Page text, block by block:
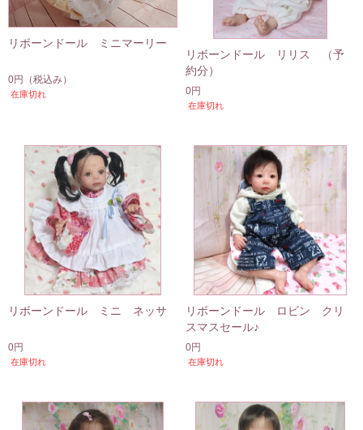
リボーンドール ミニマーリー
0円 （税込み）
在庫切れ
リボーンドール リリス （予
約分）
0円
在庫切れ
リボーンドール ミニ ネッサ
0円
在庫切れ
リボーンドール ロビン クリ
スマスセール♪
0円
在庫切れ